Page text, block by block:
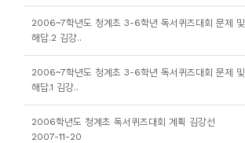
2006~7학년도 청계초 3-6학년 독서퀴즈대회 문제 및
해답.2 김강..
2006~7학년도 청계초 3-6학년 독서퀴즈대회 문제 및
해답.1 김강..
2006학년도 청계초 독서퀴즈대회 계획 김강선
2007-11-20
아